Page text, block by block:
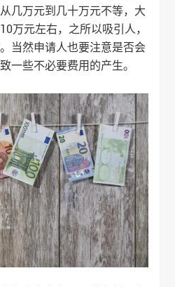
几万元到几十万元不等，大
万元左右，之所以吸引人，
当然申请人也要注意是否会
一些不必要费用的产生。